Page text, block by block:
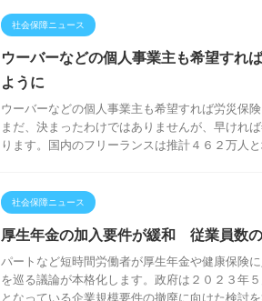
社会保障ニュース
ウーバーなどの個人事業主も希望すれ
ように
ウーバーなどの個人事業主も希望すれば労災保
まだ、決まったわけではありませんが、早けれ
ります。国内のフリーランスは推計４６２万人
社会保障ニュース
厚生年金の加入要件が緩和 従業員数
パートなど短時間労働者が厚生年金や健康保険
を巡る議論が本格化します。政府は２０２３年
となっている企業規模要件の撤廃に向けた検討